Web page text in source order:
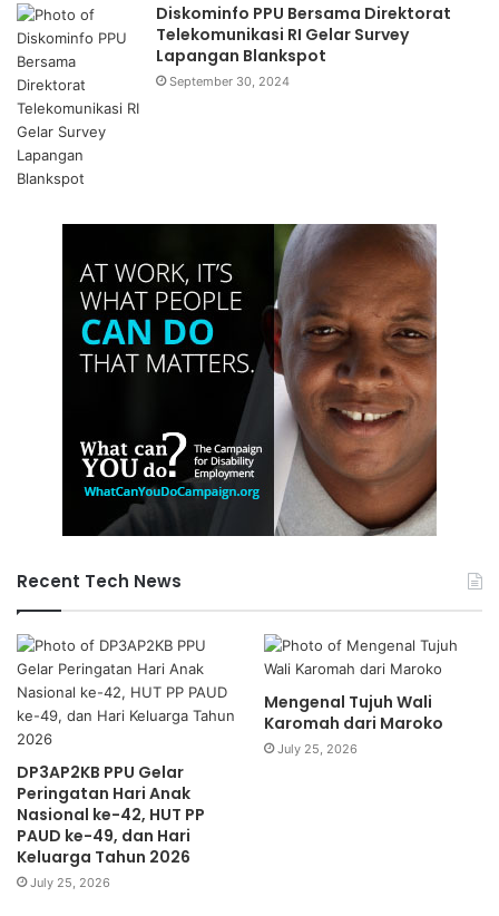
Diskominfo PPU Bersama Direktorat
Telekomunikasi RI Gelar Survey
Lapangan Blankspot
September 30, 2024
Recent Tech News
DP3AP2KB PPU Gelar
Peringatan Hari Anak
Nasional ke-42, HUT PP
PAUD ke-49, dan Hari
Keluarga Tahun 2026
July 25, 2026
Mengenal Tujuh Wali
Karomah dari Maroko
July 25, 2026